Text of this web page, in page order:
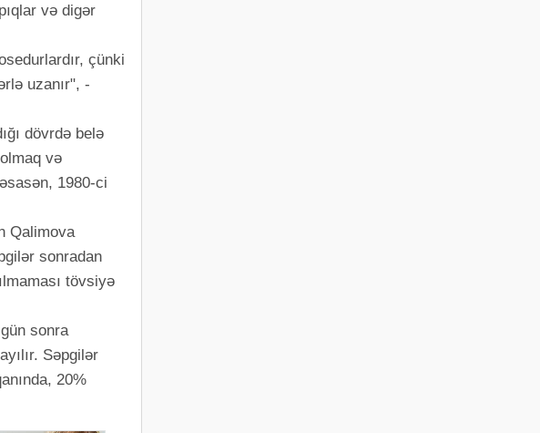
və digər
çünki
uzanır", -
dövrdə belə
və
1980-ci
Qalimova
sonradan
tövsiyə
sonra
Səpgilər
20%